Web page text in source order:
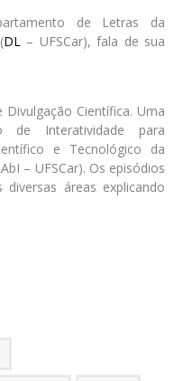
de Letras da
DL – UFSCar), fala de sua
Científica. Uma
de Interatividade para
e Tecnológico da
– UFSCar). Os episódios
diversas áreas explicando